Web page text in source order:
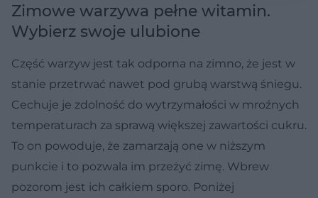
Zimowe warzywa pełne witamin.
Wybierz swoje ulubione
Część warzyw jest tak odporna na zimno, że jest w
stanie przetrwać nawet pod grubą warstwą śniegu.
Cechuje je zdolność do wytrzymałości w mroźnych
temperaturach za sprawą większej zawartości cukru.
To on powoduje, że zamarzają one w niższym
punkcie i to pozwala im przeżyć zimę. Wbrew
pozorom jest ich całkiem sporo. Poniżej